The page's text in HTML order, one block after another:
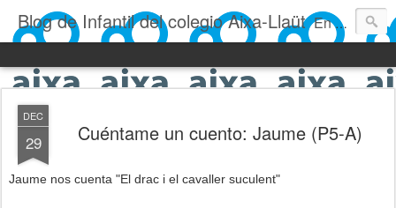
Blog de Infantil del colegio Aixa-Llaüt En nuestro blog verás las actividades del día a día de Infantil, de los alumnos de 0 a 6 años: los talleres, los experimentos, las rutinas, las clases, los patios, etc. ¡Todo aquello que los más pequeños no saben contar!
DEC
29 Cuéntame un cuento: Jaume (P5-A)
Jaume nos cuenta "El drac i el cavaller suculent"